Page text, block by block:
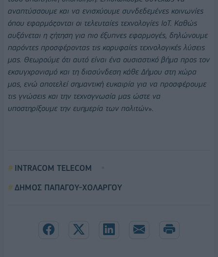
αναπτύσσουμε και να ενισχύουμε συνδεδεμένες κοινωνίες
όπου εφαρμόζονται οι τελευταίες τεχνολογίες IoT. Καθώς
αυξάνεται η ζήτηση για πιο έξυπνες εφαρμογές, δηλώνουμε
παρόντες προσφέροντας τις κορυφαίες τεχνολογικές λύσεις
μας. Θεωρούμε ότι αυτό είναι ένα ουσιαστικό βήμα προς τον
εκσυγχρονισμό και τη διασύνδεση κάθε Δήμου στη χώρα
μας, ενώ αποτελεί σημαντική ευκαιρία για να προσφέρουμε
τις γνώσεις και την τεχνογνωσία μας ώστε να
υποστηρίξουμε την ευημερία των πολιτών».
INTRACOM TELECOM
ΔΗΜΟΣ ΠΑΠΑΓΟΥ-ΧΟΛΑΡΓΟΥ